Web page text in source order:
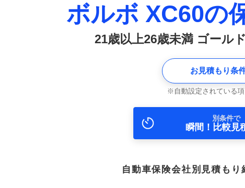
ボルボ XC60の
21歳以上26歳未満 ゴール
お見積もり条
自動設定されている
別条件で
瞬間！比較見
自動車保険会社別見積もり